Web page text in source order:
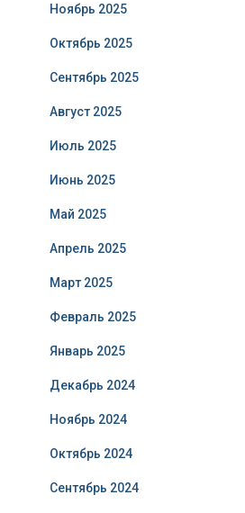
Ноябрь 2025
Октябрь 2025
Сентябрь 2025
Август 2025
Июль 2025
Июнь 2025
Май 2025
Апрель 2025
Март 2025
Февраль 2025
Январь 2025
Декабрь 2024
Ноябрь 2024
Октябрь 2024
Сентябрь 2024